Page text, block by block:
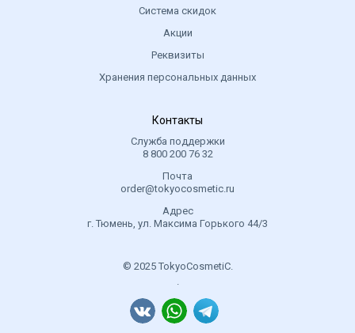
Система скидок
Акции
Реквизиты
Хранения персональных данных
Контакты
Служба поддержки
8 800 200 76 32
Почта
order@tokyocosmetic.ru
Адрес
г. Тюмень, ул. Максима Горького 44/3
© 2025 TokyoCosmetiC.
.